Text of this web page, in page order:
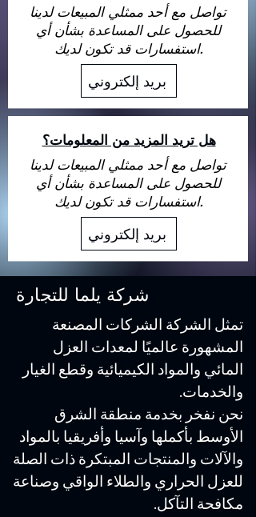
تواصل مع أحد ممثلي المبيعات لدينا
للحصول على المساعدة بشأن أي
استفسارات قد تكون لديك.
بريد إلكتروني
هل تريد المزيد من المعلومات؟
تواصل مع أحد ممثلي المبيعات لدينا
للحصول على المساعدة بشأن أي
استفسارات قد تكون لديك.
بريد إلكتروني
شركة يلما للتجارة
تمثل الشركة الشركات المصنعة
المشهورة عالميًا لمعدات العزل
المائي والمواد الكيميائية وقطع الغيار
والخدمات.
نحن نفخر بخدمة منطقة الشرق
الأوسط بأكملها وآسيا وأفريقيا بالمواد
والآلات والمنتجات المبتكرة ذات الصلة
للعزل الحراري والطلاء الواقي وصناعة
مكافحة التآكل.